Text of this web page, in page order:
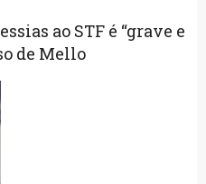
ao STF é “grave e
de Mello